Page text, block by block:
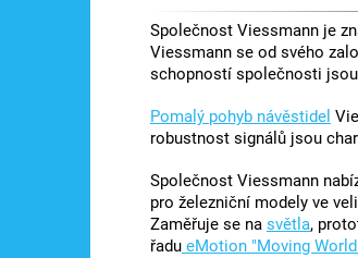
Společnost Viessmann je
Viessmann se od svého
schopností společnosti
Pomalý pohyb návěstidel
robustnost signálů jsou
Společnost Viessmann
pro železniční modely ve
Zaměřuje se na světla,
řadu eMotion "Moving